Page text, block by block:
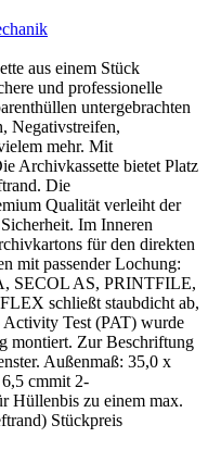
aus einem Stück
und professionelle
untergebrachten
Negativstreifen,
mehr. Mit
Archivkassette bietet Platz
Die
Qualität verleiht der
Im Inneren
für den direkten
mit passender Lochung:
SECOL AS, PRINTFILE,
schließt staubdicht ab,
Activity Test (PAT) wurde
montiert. Zur Beschriftung
Außenmaß: 35,0 x
cmmit 2-
Hüllenbis zu einem max.
Stückpreis